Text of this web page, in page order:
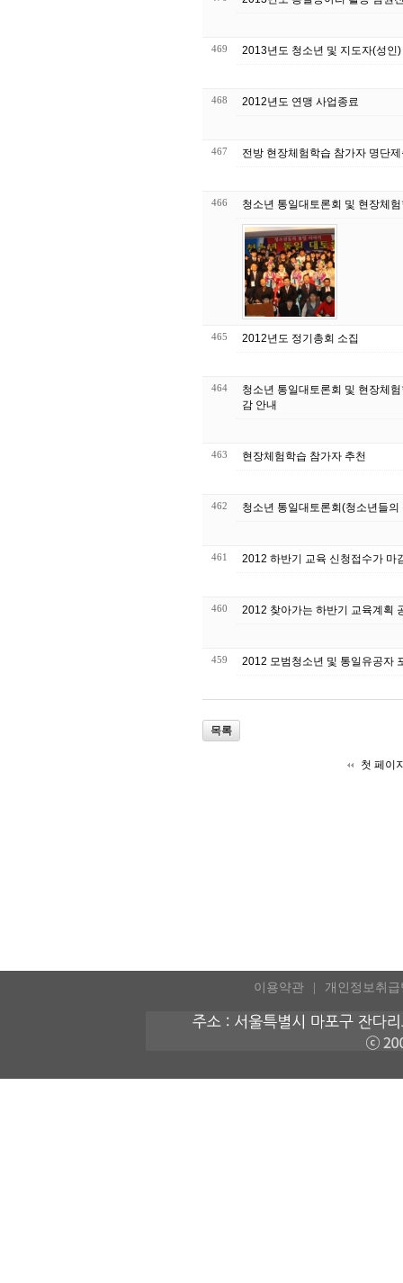
469 2013년도 청소년 및 지도자(성인
468 2012년도 연맹 사업종료
467 전방 현장체험학습 참가자 명단
466 청소년 통일대토론회 및 현장체
465 2012년도 정기총회 소집
464
청소년 통일대토론회 및 현장체
감 안내
463 현장체험학습 참가자 추천
462 청소년 통일대토론회(청소년들
461 2012 하반기 교육 신청접수가 마
460 2012 찾아가는 하반기 교육계획
459 2012 모범청소년 및 통일유공자
목록
첫 페이
이용약관 개인정보취급